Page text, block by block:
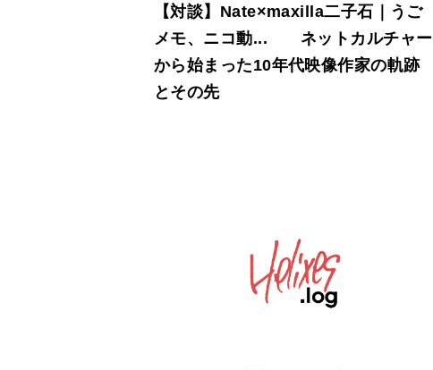
【対談】Nate×maxilla二子石｜うご
メモ、ニコ動... ネットカルチャー
から始まった10年代映像作家の軌跡
とその先